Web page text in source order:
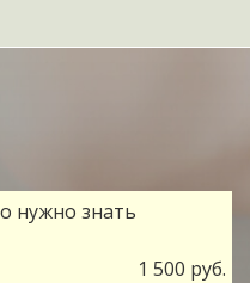
нужно знать
1 500 руб.